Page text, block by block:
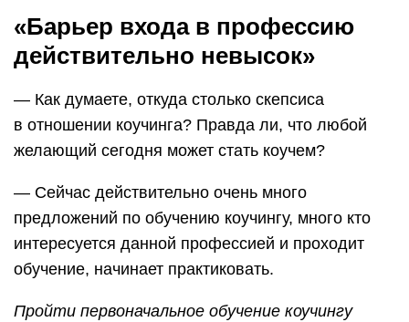
«Барьер входа в профессию
действительно невысок»
— Как думаете, откуда столько скепсиса
в отношении коучинга? Правда ли, что любой
желающий сегодня может стать коучем?
— Сейчас действительно очень много
предложений по обучению коучингу, много кто
интересуется данной профессией и проходит
обучение, начинает практиковать.
Пройти первоначальное обучение коучингу